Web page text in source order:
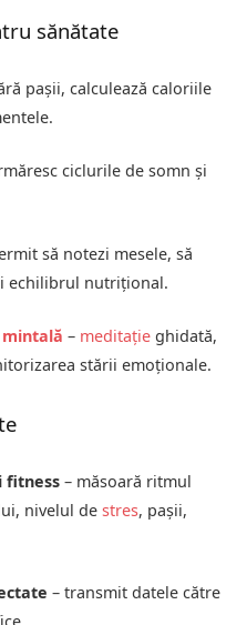
sănătate
pașii, calculează caloriile
ciclurile de somn și
să notezi mesele, să
echilibrul nutrițional.
– meditație ghidată,
stării emoționale.
fitness – măsoară ritmul
nivelul de stres, pașii,
– transmit datele către